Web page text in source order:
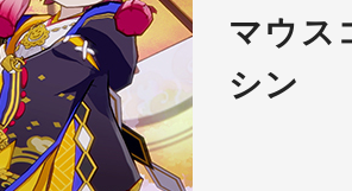
マウス
シン